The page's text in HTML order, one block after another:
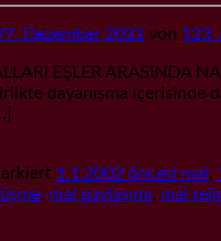
Dezember 2021 von
EŞLER ARASINDA
dayanışma içerisinde
1.1.2002 öncesi mal ,
, mal paylaşımı, mal